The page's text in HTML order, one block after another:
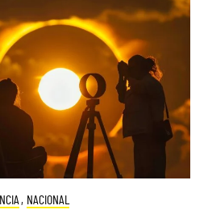
, NACIONAL